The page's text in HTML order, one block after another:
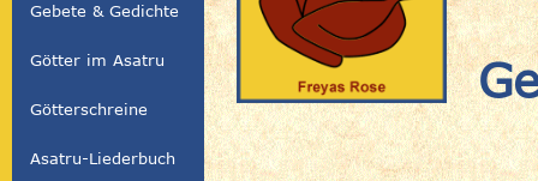
Gebete & Gedichte
Götter im Asatru
Götterschreine
Asatru-Liederbuch